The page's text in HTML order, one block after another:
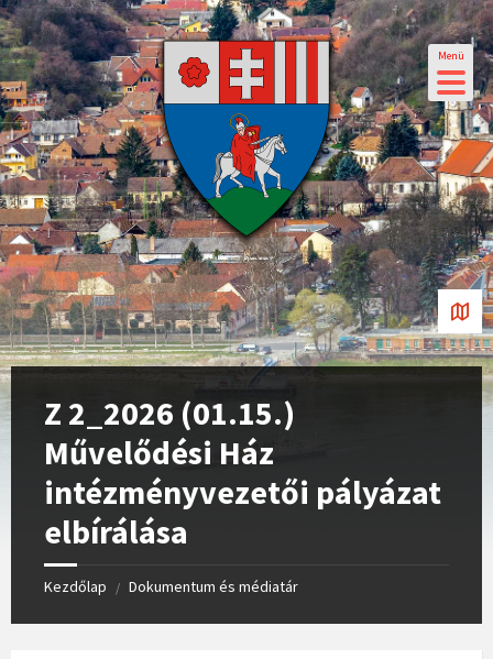
Menü
Z 2_2026 (01.15.)
Művelődési Ház
intézményvezetői pályázat
elbírálása
Kezdőlap / Dokumentum és médiatár